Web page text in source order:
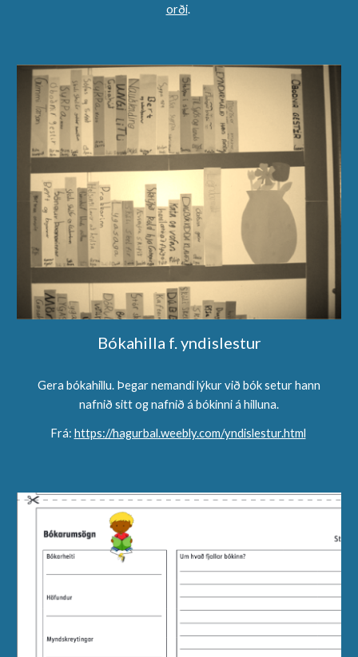
orði.
Bókahilla f. yndislestur
Gera bókahillu. Þegar nemandi lýkur við bók setur hann
nafnið sitt og nafnið á bókinni á hilluna.
Frá: https://hagurbal.weebly.com/yndislestur.html